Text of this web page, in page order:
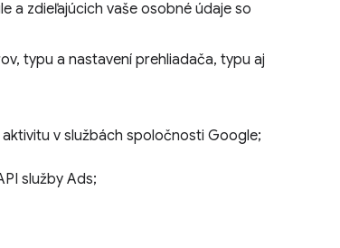
a zdieľajúcich vaše osobné údaje so
typu a nastavení prehliadača, typu aj
v službách spoločnosti Google;
služby Ads;